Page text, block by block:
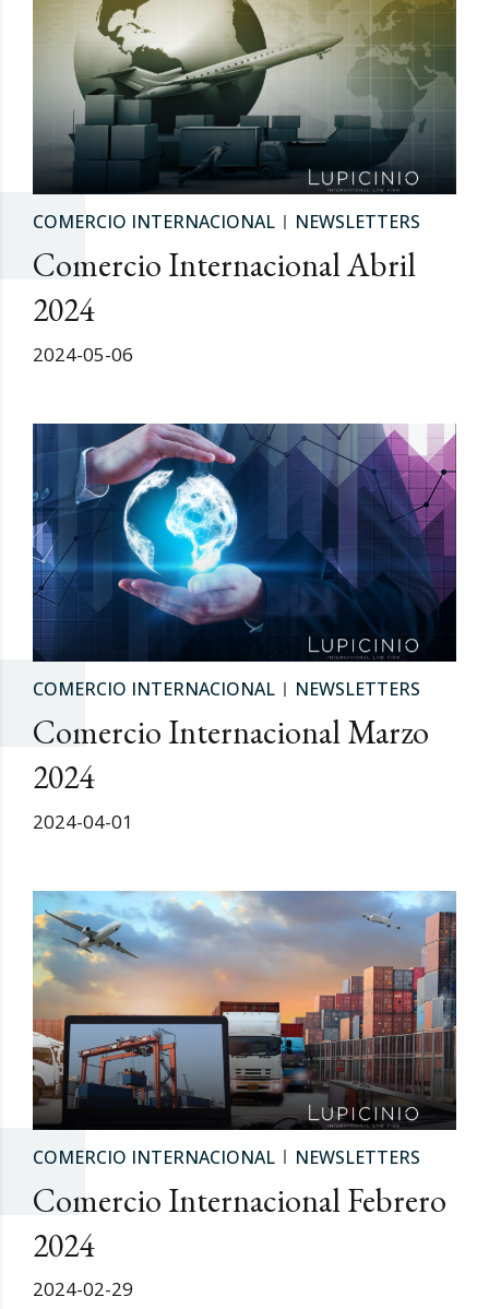
COMERCIO INTERNACIONAL NEWSLETTERS
Comercio Internacional Abril
2024
2024-05-06
COMERCIO INTERNACIONAL NEWSLETTERS
Comercio Internacional Marzo
2024
2024-04-01
COMERCIO INTERNACIONAL NEWSLETTERS
Comercio Internacional Febrero
2024
2024-02-29